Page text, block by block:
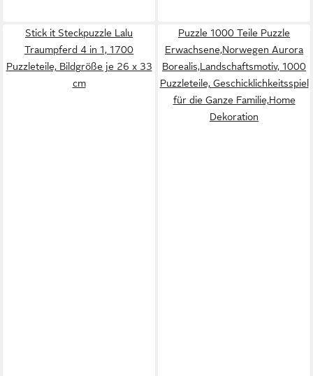
Stick it Steckpuzzle Lalu
Traumpferd 4 in 1, 1700
Puzzleteile, Bildgröße je 26 x 33
cm
Puzzle 1000 Teile Puzzle
Erwachsene,Norwegen Aurora
Borealis,Landschaftsmotiv, 1000
Puzzleteile, Geschicklichkeitsspiel
für die Ganze Familie,Home
Dekoration